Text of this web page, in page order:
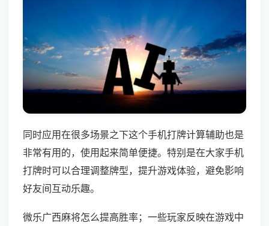
同时应用在很多场景之下这个手机打牌计算辅助也是
非常有用的，使用起来简单便捷。特别是在大家手机
打牌时可以合理调整牌型，提升游戏体验，避免影响
好友间互动乐趣。
微乐广西麻将怎么提高胜率；一些玩家反映在游戏中